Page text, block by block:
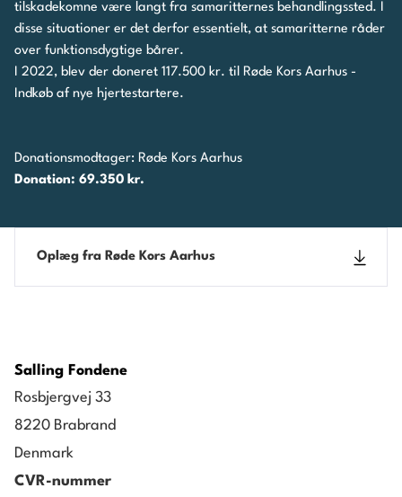
tilskadekomne være langt fra samaritternes behandlingssted. I
disse situationer er det derfor essentielt, at samaritterne råder
over funktionsdygtige bårer.
I 2022, blev der doneret 117.500 kr. til Røde Kors Aarhus -
Indkøb af nye hjertestartere.
Donationsmodtager: Røde Kors Aarhus
Donation: 69.350 kr.
Oplæg fra Røde Kors Aarhus
Salling Fondene
Rosbjergvej 33
8220 Brabrand
Denmark
CVR-nummer